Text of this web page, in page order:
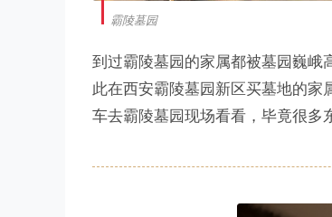
霸陵墓园
到过霸陵墓园的家属都被墓园巍峨
此在西安霸陵墓园新区买墓地的家
车去霸陵墓园现场看看，毕竟很多